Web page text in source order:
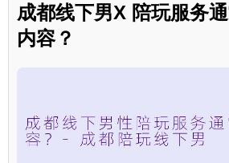
成都线下男X 陪玩服务
内容？